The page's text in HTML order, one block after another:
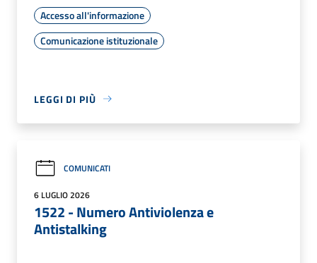
Accesso all'informazione
Comunicazione istituzionale
LEGGI DI PIÙ
COMUNICATI
6 LUGLIO 2026
1522 - Numero Antiviolenza e
Antistalking